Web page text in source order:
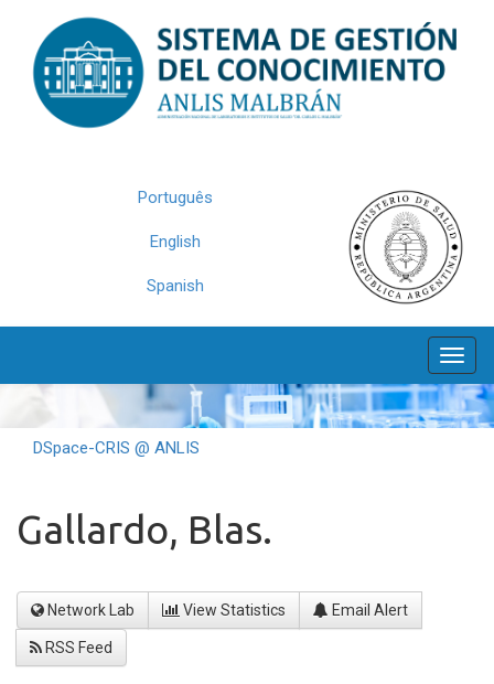
navigation
Português
English
Spanish
DSpace-CRIS @ ANLIS
Gallardo, Blas.
Network Lab View Statistics Email Alert
RSS Feed